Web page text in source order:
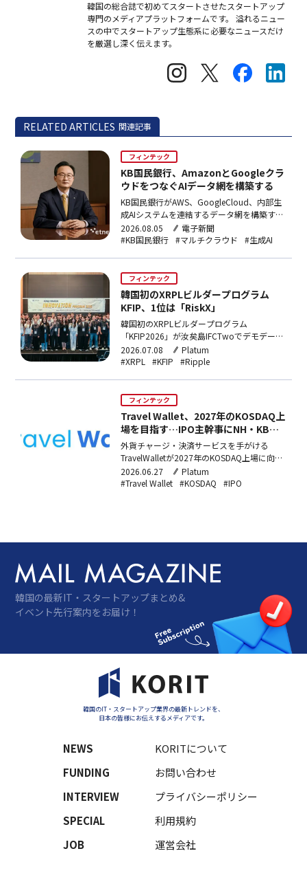
韓国の総合誌で初めてスタートさせたスタートアップ
専門のメディアプラットフォームです。 溢れるニュー
スの中でスタートアップ生態系に必要なニュースだけ
を厳選し深く伝えます。
RELATED ARTICLES 関連記事
フィンテック
KB国民銀行、AmazonとGoogleクラ
ウドをつなぐAIデータ網を構築する
KB国民銀行がAWS、GoogleCloud、内部生
成AIシステムを連結するデータ網を構築す
る。AIエージェントを銀行業務全般に広げ、
開発速度とデータ活用度を高める戦略だ。
2026.08.05
電子新聞
#KB国民銀行 #マルチクラウド #生成AI
フィンテック
韓国初のXRPLビルダープログラム
KFIP、1位は「RiskX」
韓国初のXRPLビルダープログラム
「KFIP2026」が汝矣島IFCTwoでデモデーを
開催。法人75社・個人53名が応募し本選12
チームが登壇。SEOULFINTECHLABと
2026.07.08
Platum
#XRPL
#KFIP #Ripple
フィンテック
Travel Wallet、2027年のKOSDAQ上
場を目指す…IPO主幹事にNH・KB証
券を選定
外貨チャージ・決済サービスを手がける
TravelWalletが2027年のKOSDAQ上場に向け
てIPO準備を開始した。主幹事にNH投資証券
とKB証券を選定し、累積カード発行枚数960
2026.06.27
Platum
#Travel Wallet #KOSDAQ #IPO
韓国の最新IT・スタートアップまとめ&
イベント先行案内をお届け！
韓国のIT・スタートアップ業界の最新トレンドを、
日本の皆様にお伝えするメディアです。
NEWS
FUNDING
INTERVIEW
SPECIAL
JOB
KORITについて
お問い合わせ
プライバシーポリシー
利用規約
運営会社